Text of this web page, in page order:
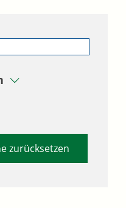
zurücksetzen